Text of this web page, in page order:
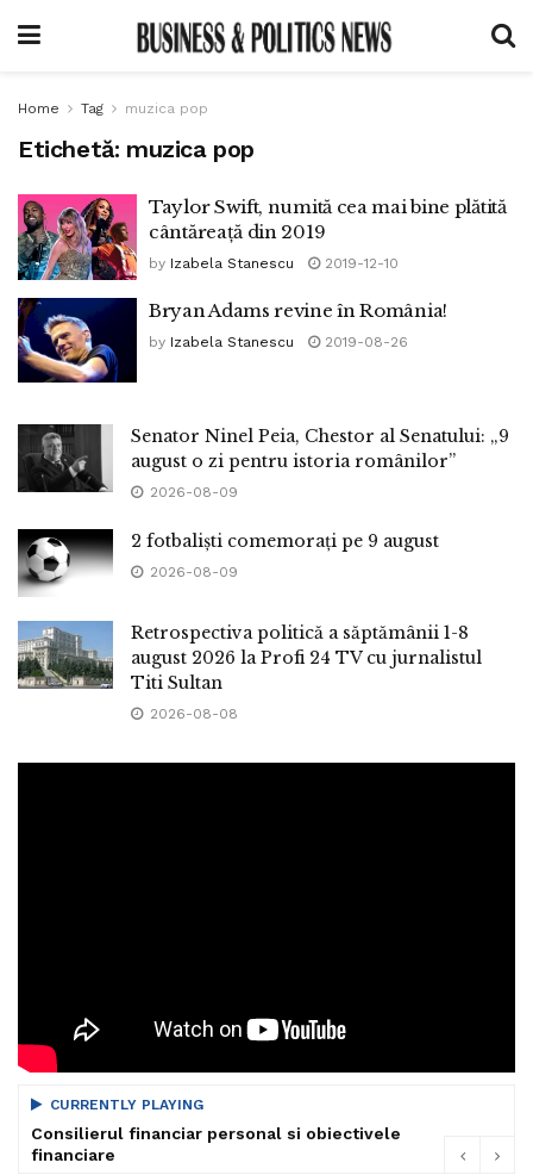
Home Tag muzica pop
Etichetă: muzica pop
Taylor Swift, numită cea mai bine plătită
cântăreață din 2019
by Izabela Stanescu 2019-12-10
Bryan Adams revine în România!
by Izabela Stanescu 2019-08-26
Senator Ninel Peia, Chestor al Senatului: „9
august o zi pentru istoria românilor”
2026-08-09
2 fotbaliști comemorați pe 9 august
2026-08-09
Retrospectiva politică a săptămânii 1-8
august 2026 la Profi 24 TV cu jurnalistul
Titi Sultan
2026-08-08
CURRENTLY PLAYING
Consilierul financiar personal si obiectivele
financiare